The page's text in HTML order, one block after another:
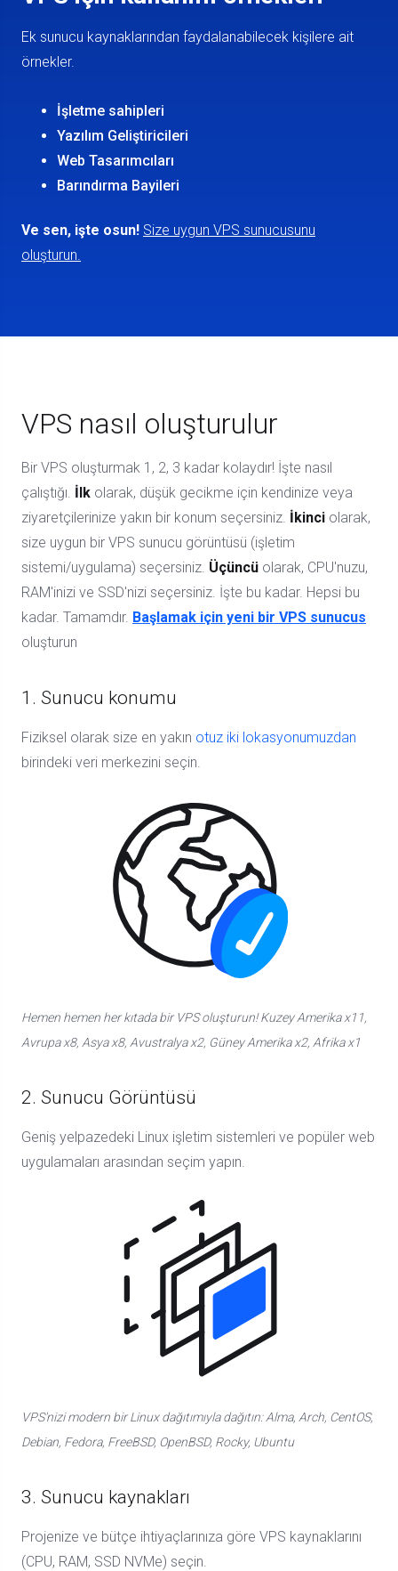
Ek sunucu kaynaklarından faydalanabilecek kişilere ait
örnekler.
İşletme sahipleri
Yazılım Geliştiricileri
Web Tasarımcıları
Barındırma Bayileri
Ve sen, işte osun! Size uygun VPS sunucusunu
oluşturun.
VPS nasıl oluşturulur
Bir VPS oluşturmak 1, 2, 3 kadar kolaydır! İşte nasıl
çalıştığı. İlk olarak, düşük gecikme için kendinize veya
ziyaretçilerinize yakın bir konum seçersiniz. İkinci olarak,
size uygun bir VPS sunucu görüntüsü (işletim
sistemi/uygulama) seçersiniz. Üçüncü olarak, CPU'nuzu,
RAM'inizi ve SSD'nizi seçersiniz. İşte bu kadar. Hepsi bu
kadar. Tamamdır. Başlamak için yeni bir VPS sunucus
oluşturun
1. Sunucu konumu
Fiziksel olarak size en yakın otuz iki lokasyonumuzdan
birindeki veri merkezini seçin.
Hemen hemen her kıtada bir VPS oluşturun! Kuzey Amerika x11,
Avrupa x8, Asya x8, Avustralya x2, Güney Amerika x2, Afrika x1
2. Sunucu Görüntüsü
Geniş yelpazedeki Linux işletim sistemleri ve popüler web
uygulamaları arasından seçim yapın.
VPS'nizi modern bir Linux dağıtımıyla dağıtın: Alma, Arch, CentOS,
Debian, Fedora, FreeBSD, OpenBSD, Rocky, Ubuntu
3. Sunucu kaynakları
Projenize ve bütçe ihtiyaçlarınıza göre VPS kaynaklarını
(CPU, RAM, SSD NVMe) seçin.